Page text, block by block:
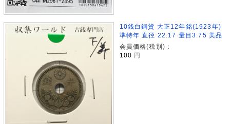
10銭白銅貨 大正12年銘(1923年)
準特年 直径 22.17 量目3.75 美品
会員価格(税別)：
100 円